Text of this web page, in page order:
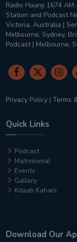
Radio Haanji 1674
Station and Podcast
Victoria, Australia |
Melbourne, Sydney,
Podcast | Melbourne,
Privacy Policy | Terms
Quick Links
Podcast
Matrimonial
Events
Gallery
Kitaab Kahani
Download Our